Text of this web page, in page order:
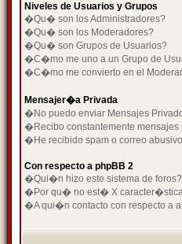
Niveles de Usuarios y Grupos
�Qu� son los Administradores?
�Qu� son los Moderadores?
�Qu� son Grupos de Usuarios?
�C�mo me uno a un Grupo de
�C�mo me convierto en el
Mensajer�a Privada
�No puedo enviar Mensajes
�Recibo constantemente mensajes
�He recibido spam o correo
Con respecto a phpBB 2
�Qui�n hizo este sistema de foros?
�Por qu� no est� X
�A qui�n contacto con respecto a